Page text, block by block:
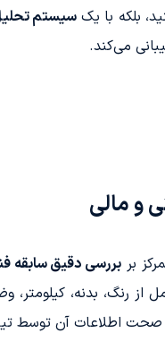
بلکه با یک سیستم
می‌کند.
و مالی
بر بررسی دقیق سابقه
از رنگ، بدنه،
اطلاعات آن توسط تیم